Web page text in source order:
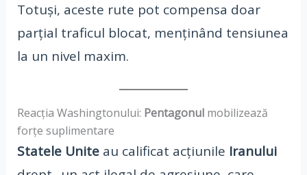
Totuși, aceste rute pot compensa doar
parțial traficul blocat, menținând tensiunea
la un nivel maxim.
Reacția Washingtonului: Pentagonulmobilizează
forțe suplimentare
Statele Uniteau calificat acțiunile Iranului